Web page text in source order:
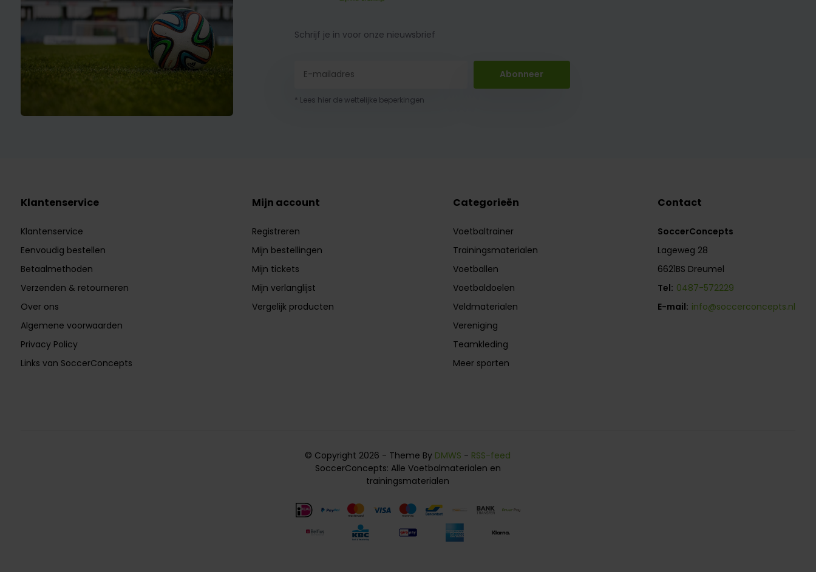
Schrijf je in voor onze nieuwsbrief
Abonneer
* Lees hier de wettelijke beperkingen
Klantenservice
Klantenservice
Eenvoudig bestellen
Betaalmethoden
Verzenden & retourneren
Over ons
Algemene voorwaarden
Privacy Policy
Links van SoccerConcepts
Mijn account
Registreren
Mijn bestellingen
Mijn tickets
Mijn verlanglijst
Vergelijk producten
Categorieën
Voetbaltrainer
Trainingsmaterialen
Voetballen
Voetbaldoelen
Veldmaterialen
Vereniging
Teamkleding
Meer sporten
Contact
SoccerConcepts
Lageweg 28
6621BS Dreumel
Tel: 0487-572229
E-mail: info@soccerconcepts.nl
© Copyright 2026 - Theme By DMWS - RSS-feed
SoccerConcepts: Alle Voetbalmaterialen en
trainingsmaterialen